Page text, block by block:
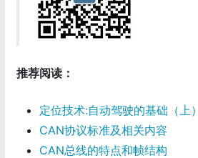
推荐阅读：
定位技术:自动驾驶的基础（上）
CAN协议标准及相关内容
CAN总线的特点和帧结构